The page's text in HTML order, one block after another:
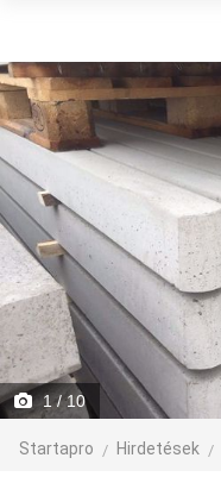
1 / 10
Startapro Hirdetések